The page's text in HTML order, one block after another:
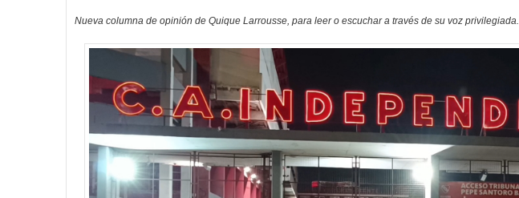
Nueva columna de opinión de Quique Larrousse, para leer o escuchar a través de su voz privilegiada.